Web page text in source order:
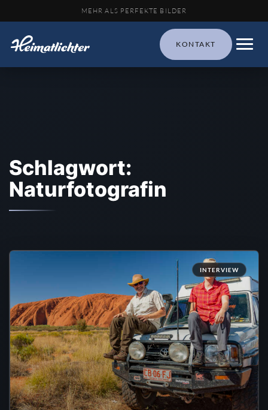
MEHR ALS PERFEKTE BILDER
KONTAKT
Schlagwort:
Naturfotografin
INTERVIEW